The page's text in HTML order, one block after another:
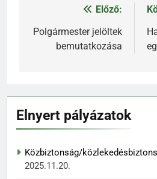
Bejegyzés
navigáció
Előző:
Polgármester jelöltek
bemutatkozása
Elnyert pályázatok
Közbiztonság/
2025.11.20.